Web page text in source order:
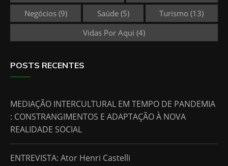
Negócios(9) Saúde(5) Turismo (13)
Vidas Por Aqui (4)
POSTS RECENTES
MEDIAÇÃO INTERCULTURAL EM TEMPO DE PANDEMIA
: CONSTRANGIMENTOS E ADAPTAÇÃO À NOVA
REALIDADE SOCIAL
ENTREVISTA: Ator Henri Castelli